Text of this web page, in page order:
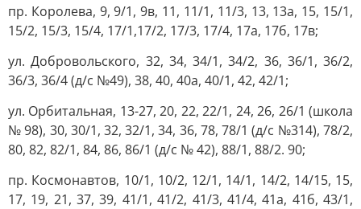
пр. Королева, 9, 9/1, 9в, 11, 11/1, 11/3, 13, 13а, 15, 15/1,
15/2, 15/3, 15/4, 17/1,17/2, 17/3, 17/4, 17а, 17б, 17в;
ул. Добровольского, 32, 34, 34/1, 34/2, 36, 36/1, 36/2,
36/3, 36/4 (д/с №49), 38, 40, 40а, 40/1, 42, 42/1;
ул. Орбитальная, 13-27, 20, 22, 22/1, 24, 26, 26/1 (школа
№ 98), 30, 30/1, 32, 32/1, 34, 36, 78, 78/1 (д/с №314), 78/2,
80, 82, 82/1, 84, 86, 86/1 (д/с № 42), 88/1, 88/2. 90;
пр. Космонавтов, 10/1, 10/2, 12/1, 14/1, 14/2, 14/15, 15,
17, 19, 21, 37, 39, 41/1, 41/2, 41/3, 41/4, 41а, 41б, 43/1,